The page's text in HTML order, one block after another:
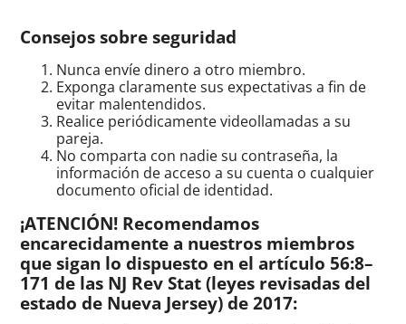
Consejos sobre seguridad
Nunca envíe dinero a otro miembro.
Exponga claramente sus expectativas a fin de
evitar malentendidos.
Realice periódicamente videollamadas a su
pareja.
No comparta con nadie su contraseña, la
información de acceso a su cuenta o cualquier
documento oficial de identidad.
¡ATENCIÓN! Recomendamos
encarecidamente a nuestros miembros
que sigan lo dispuesto en el artículo 56:8–
171 de las NJ Rev Stat (leyes revisadas del
estado de Nueva Jersey) de 2017: